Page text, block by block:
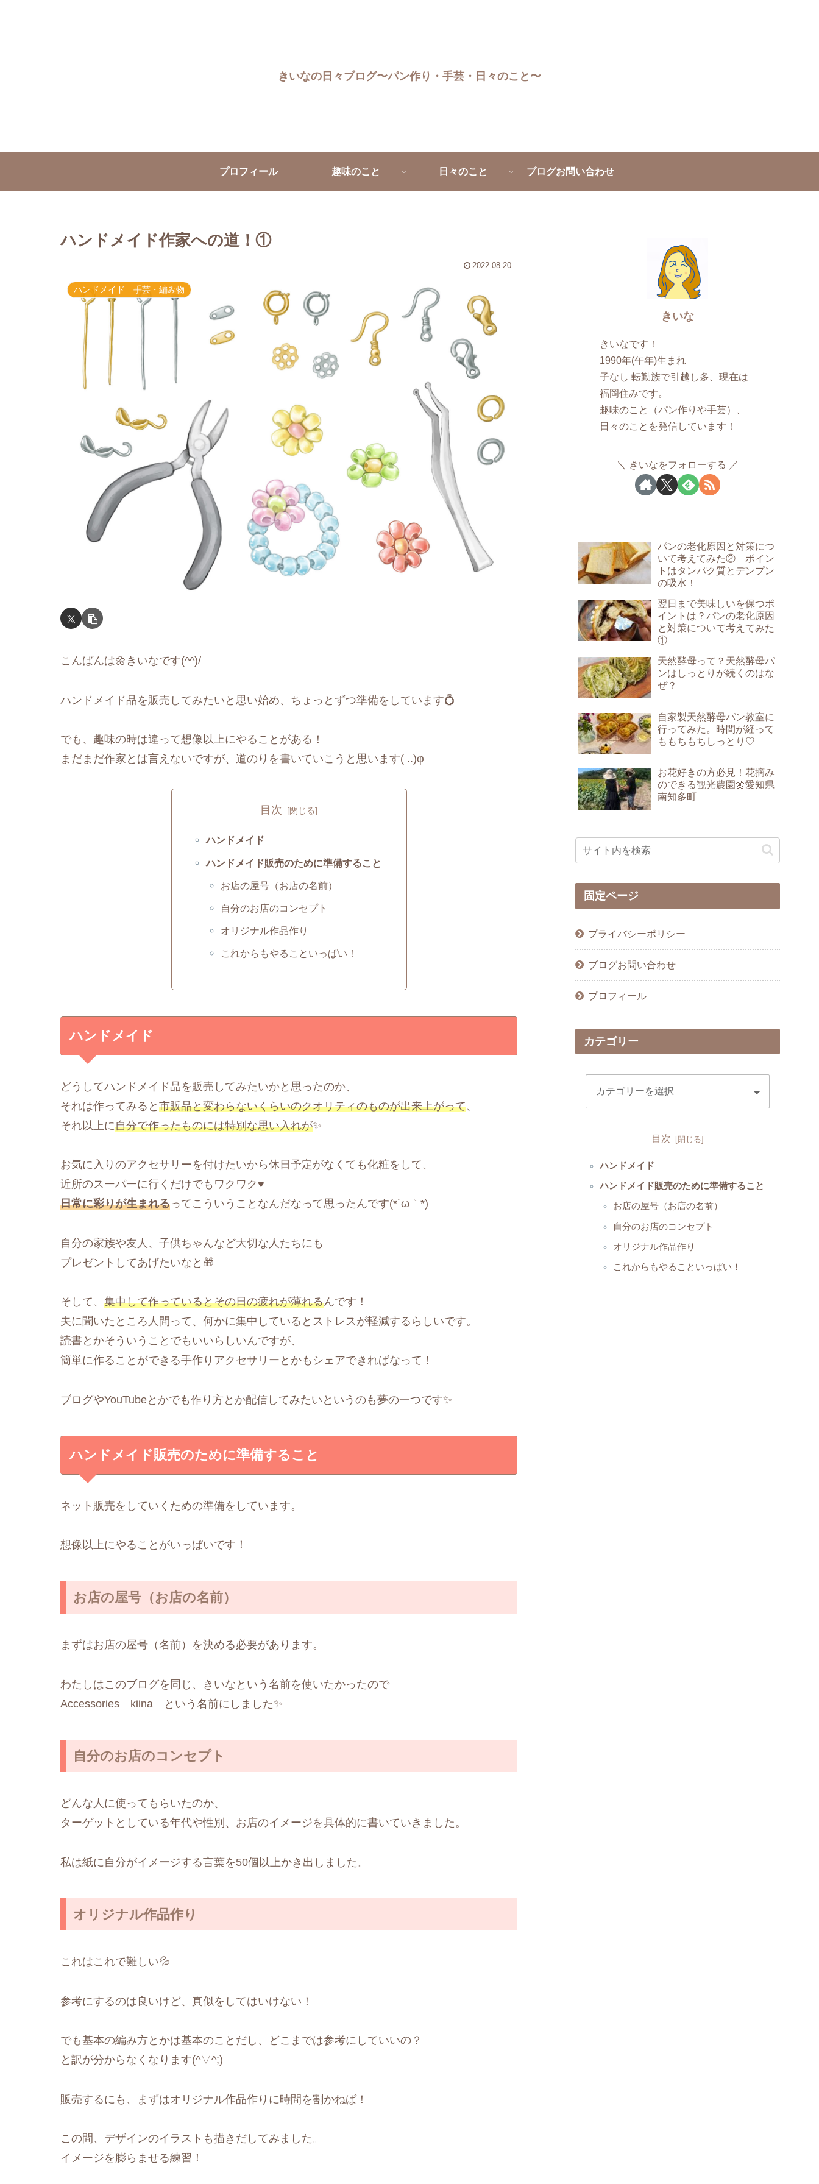
きいなの日々ブログ〜パン作り・手芸・日々のこと〜
プロフィール 趣味のこと 日々のこと ブログお問い合わせ
ハンドメイド作家への道！①
2022.08.20
ハンドメイド 手芸・編み物
こんばんは🌼きいなです(^^)/
ハンドメイド品を販売してみたいと思い始め、ちょっとずつ準備をしています💍
でも、趣味の時は違って想像以上にやることがある！
まだまだ作家とは言えないですが、道のりを書いていこうと思います( ..)φ
目次
ハンドメイド
ハンドメイド販売のために準備すること
お店の屋号（お店の名前）
自分のお店のコンセプト
オリジナル作品作り
これからもやることいっぱい！
ハンドメイド
どうしてハンドメイド品を販売してみたいかと思ったのか、
それは作ってみると 市販品と変わらないくらいのクオリティのものが出来上がって、
それ以上に自分で作ったものには特別な思い入れが✨
お気に入りのアクセサリーを付けたいから休日予定がなくても化粧をして、
近所のスーパーに行くだけでもワクワク♥
日常に彩りが生まれるってこういうことなんだなって思ったんです(*´ω｀*)
自分の家族や友人、子供ちゃんなど大切な人たちにも
プレゼントしてあげたいなと🎁
そして、 集中して作っているとその日の疲れが薄れるんです！
夫に聞いたところ人間って、何かに集中しているとストレスが軽減するらしいです。
読書とかそういうことでもいいらしいんですが、
簡単に作ることができる手作りアクセサリーとかもシェアできればなって！
ブログやYouTubeとかでも作り方とか配信してみたいというのも夢の一つです✨
ハンドメイド販売のために準備すること
ネット販売をしていくための準備をしています。
想像以上にやることがいっぱいです！
お店の屋号（お店の名前）
まずはお店の屋号（名前）を決める必要があります。
わたしはこのブログを同じ、きいなという名前を使いたかったので
Accessories kiina という名前にしました✨
自分のお店のコンセプト
どんな人に使ってもらいたのか、
ターゲットとしている年代や性別、お店のイメージを具体的に書いていきました。
私は紙に自分がイメージする言葉を50個以上かき出しました。
オリジナル作品作り
これはこれで難しい💦
参考にするのは良いけど、真似をしてはいけない！
でも基本の編み方とかは基本のことだし、どこまでは参考にしていいの？
と訳が分からなくなります(^▽^;)
販売するにも、まずはオリジナル作品作りに時間を割かねば！
この間、デザインのイラストも描きだしてみました。
イメージを膨らませる練習！
きいな
きいなです！
1990年(午年)生まれ
子なし 転勤族で引越し多、現在は
福岡住みです。
趣味のこと（パン作りや手芸）、
日々のことを発信しています！
きいなをフォローする
パンの老化原因と対策につ
いて考えてみた② ポイン
トはタンパク質とデンプン
の吸水！
翌日まで美味しいを保つポ
イントは？パンの老化原因
と対策について考えてみた
①
天然酵母って？天然酵母パ
ンはしっとりが続くのはな
ぜ？
自家製天然酵母パン教室に
行ってみた。時間が経って
ももちもちしっとり♡
お花好きの方必見！花摘み
のできる観光農園🌼愛知県
南知多町
固定ページ
プライバシーポリシー
ブログお問い合わせ
プロフィール
カテゴリー
目次
ハンドメイド
ハンドメイド販売のために準備すること
お店の屋号（お店の名前）
自分のお店のコンセプト
オリジナル作品作り
これからもやることいっぱい！